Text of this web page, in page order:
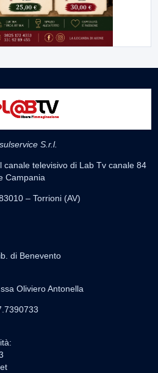
S.r.l.
canale televisivo di Lab Tv canale 84
Campania
– Torrioni (AV)
di Benevento
Oliviero Antonella